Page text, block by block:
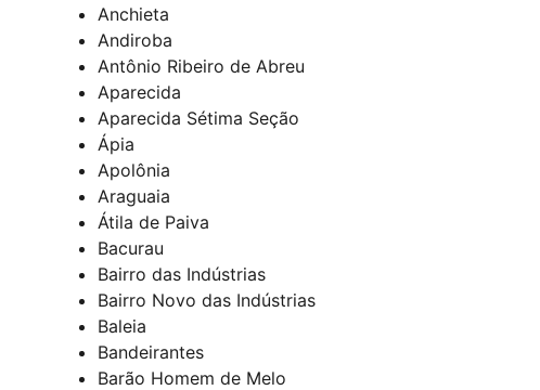
Anchieta
Andiroba
Antônio Ribeiro de Abreu
Aparecida
Aparecida Sétima Seção
Ápia
Apolônia
Araguaia
Átila de Paiva
Bacurau
Bairro das Indústrias
Bairro Novo das Indústrias
Baleia
Bandeirantes
Barão Homem de Melo